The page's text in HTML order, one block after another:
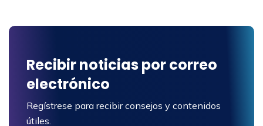
Recibir noticias por correo
electrónico
Regístrese para recibir consejos y contenidos
útiles.